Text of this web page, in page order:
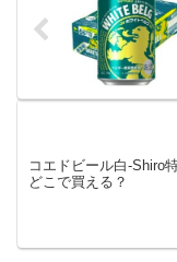
コエドビール白-Shiro
どこで買える？